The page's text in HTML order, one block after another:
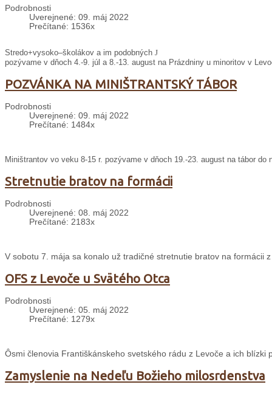
Podrobnosti
Uverejnené: 09. máj 2022
Prečítané: 1536x
Stredo+vysoko–školákov a im podobných J
pozývame v dňoch 4.-9. júl a 8.-13. august na Prázdniny u minoritov v
POZVÁNKA NA MINIŠTRANTSKÝ TÁBOR
Podrobnosti
Uverejnené: 09. máj 2022
Prečítané: 1484x
Miništrantov vo veku 8-15 r. pozývame v dňoch 19.-23. august na tábor do
Stretnutie bratov na formácii
Podrobnosti
Uverejnené: 08. máj 2022
Prečítané: 2183x
V sobotu 7. mája sa konalo už tradičné stretnutie bratov na formácii
OFS z Levoče u Svätého Otca
Podrobnosti
Uverejnené: 05. máj 2022
Prečítané: 1279x
Ôsmi členovia Františkánskeho svetského rádu z Levoče a ich blízki
Zamyslenie na Nedeľu Božieho milosrdenstva